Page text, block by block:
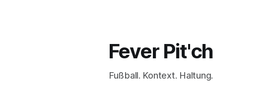
Fever Pit'ch
Fußball. Kontext. Haltung.